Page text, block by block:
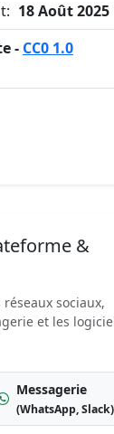
18 Août 2025
- CC0 1.0
&
sociaux,
et les
Messagerie
(WhatsApp, Slack)